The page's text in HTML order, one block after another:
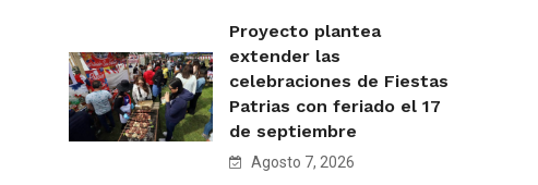
Proyecto plantea
extender las
celebraciones de Fiestas
Patrias con feriado el 17
de septiembre
Agosto 7, 2026